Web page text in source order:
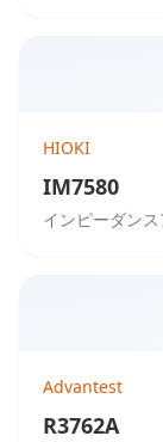
HIOKI
IM7580
インピーダン
Advantest
R3762A